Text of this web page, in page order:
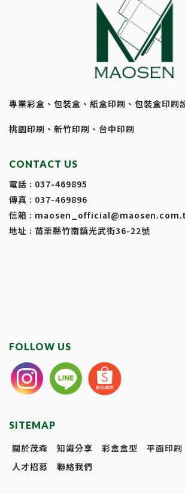
專業彩盒、包裝盒、紙盒印刷、包裝盒印刷
桃園印刷、新竹印刷、台中印刷
CONTACT US
電話 : 037-469895
傳真 : 037-469896
信箱 :
地址 : 苗栗縣竹南鎮光武街36-22號
FOLLOW US
SITEMAP
關於茂森 知識分享 彩盒盒型 平面印刷
人才招募
聯絡我們